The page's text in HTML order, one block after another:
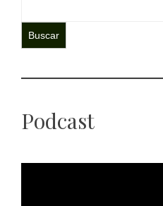
Buscar
Podcast